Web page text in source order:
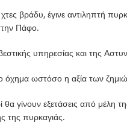
βράδυ, έγινε αντιληπτή
Πάφο.
υπηρεσίας και της
ωστόσο η αξία των
γίνουν εξετάσεις από μέλη
της πυρκαγιάς.